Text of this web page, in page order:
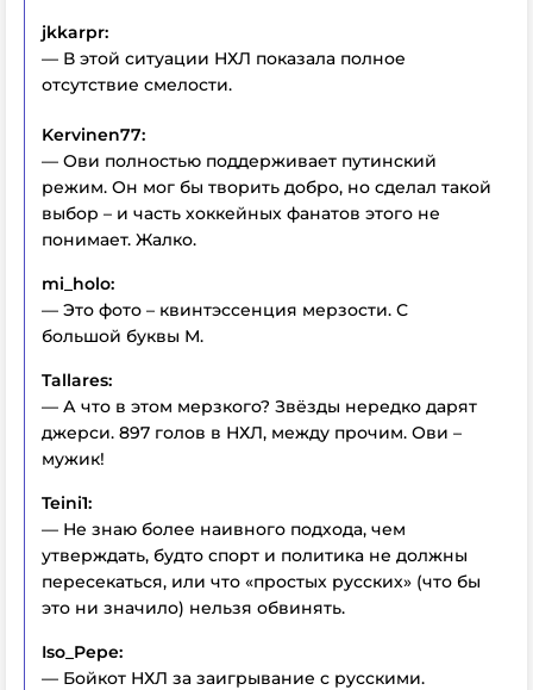
jkkarpr:
— В этой ситуации НХЛ показала полное
отсутствие смелости.
Kervinen77:
— Ови полностью поддерживает путинский
режим. Он мог бы творить добро, но сделал такой
выбор – и часть хоккейных фанатов этого не
понимает. Жалко.
mi_holo:
— Это фото – квинтэссенция мерзости. С
большой буквы М.
Tallares:
— А что в этом мерзкого? Звёзды нередко дарят
джерси. 897 голов в НХЛ, между прочим. Ови –
мужик!
Teini1:
— Не знаю более наивного подхода, чем
утверждать, будто спорт и политика не должны
пересекаться, или что «простых русских» (что бы
это ни значило) нельзя обвинять.
Iso_Pepe:
— Бойкот НХЛ за заигрывание с русскими.